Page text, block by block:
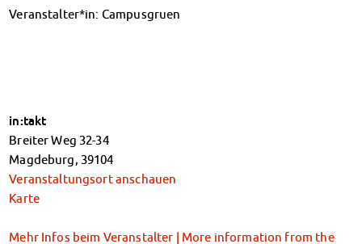
Chatberatung
Beratung für Internationals
Wohnen für Internationals
IKUS und InterKultiTreff
Kulturförderung
KreativWorkshops
AnsprechpartnerInnen
Veranstalter*in: Campusgruen
in:takt
Breiter Weg 32-34
Magdeburg, 39104
Veranstaltungsort anschauen
Karte
Mehr Infos beim Veranstalter | More information from the